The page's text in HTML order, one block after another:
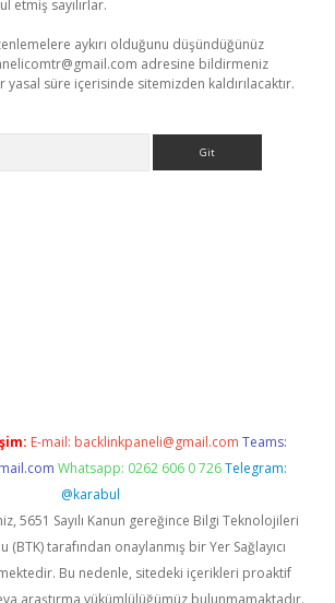
etmiş sayılırlar.
aykırı olduğunu düşündüğünüz
adresine bildirmeniz
süre içerisinde sitemizden kaldırılacaktır.
E-mail: backlinkpaneli@gmail.com Teams:
Whatsapp: 0262 606 0 726 Telegram:
@karabul
5651 Sayılı Kanun gereğince Bilgi Teknolojileri
(BTK) tarafından onaylanmış bir Yer Sağlayıcı
Bu nedenle, sitedeki içerikleri proaktif
araştırma yükümlülüğümüz bulunmamaktadır.